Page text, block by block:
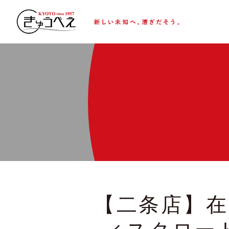
【二条店】